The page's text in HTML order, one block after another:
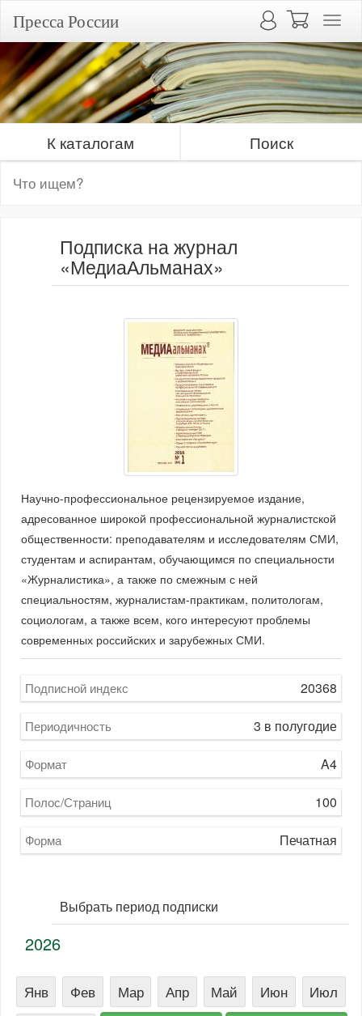
Пресса России
К каталогам Поиск
Подписка на журнал
«МедиаАльманах»
Научно-профессиональное рецензируемое издание,
адресованное широкой профессиональной журналистской
общественности: преподавателям и исследователям СМИ,
студентам и аспирантам, обучающимся по специальности
«Журналистика», а также по смежным с ней
специальностям, журналистам-практикам, политологам,
социологам, а также всем, кого интересуют проблемы
современных российских и зарубежных СМИ.
Подписной индекс 20368
Периодичность 3 в полугодие
Формат A4
Полос/Страниц 100
Форма Печатная
Выбрать период подписки
2026
Янв Фев Мар Апр Май Июн
Июл